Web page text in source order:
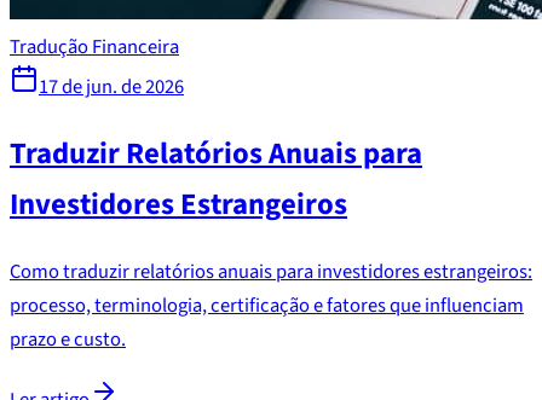
Tradução Financeira
17 de jun. de 2026
Traduzir Relatórios Anuais para
Investidores Estrangeiros
Como traduzir relatórios anuais para investidores estrangeiros:
processo, terminologia, certificação e fatores que influenciam
prazo e custo.